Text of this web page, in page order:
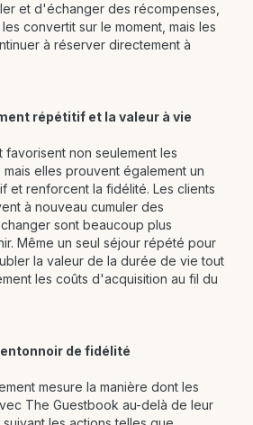
et d'échanger des récompenses,
convertit sur le moment, mais les
à réserver directement à
répétitif et la valeur à vie
favorisent non seulement les
elles prouvent également un
et renforcent la fidélité. Les clients
à nouveau cumuler des
sont beaucoup plus
Même un seul séjour répété pour
la valeur de la durée de vie tout
les coûts d'acquisition au fil du
de fidélité
mesure la manière dont les
The Guestbook au-delà de leur